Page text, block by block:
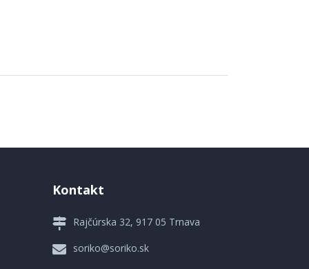
Kontakt
Rajčúrska 32, 917 05 Trnava
soriko@soriko.sk